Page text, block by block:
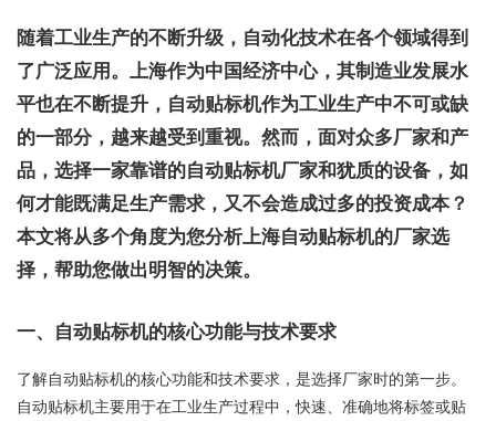
随着工业生产的不断升级，自动化技术在各个领域得到
了广泛应用。上海作为中国经济中心，其制造业发展水
平也在不断提升，自动贴标机作为工业生产中不可或缺
的一部分，越来越受到重视。然而，面对众多厂家和产
品，选择一家靠谱的自动贴标机厂家和犹质的设备，如
何才能既满足生产需求，又不会造成过多的投资成本？
本文将从多个角度为您分析上海自动贴标机的厂家选
择，帮助您做出明智的决策。
一、自动贴标机的核心功能与技术要求
了解自动贴标机的核心功能和技术要求，是选择厂家时的第一步。
自动贴标机主要用于在工业生产过程中，快速、准确地将标签或贴